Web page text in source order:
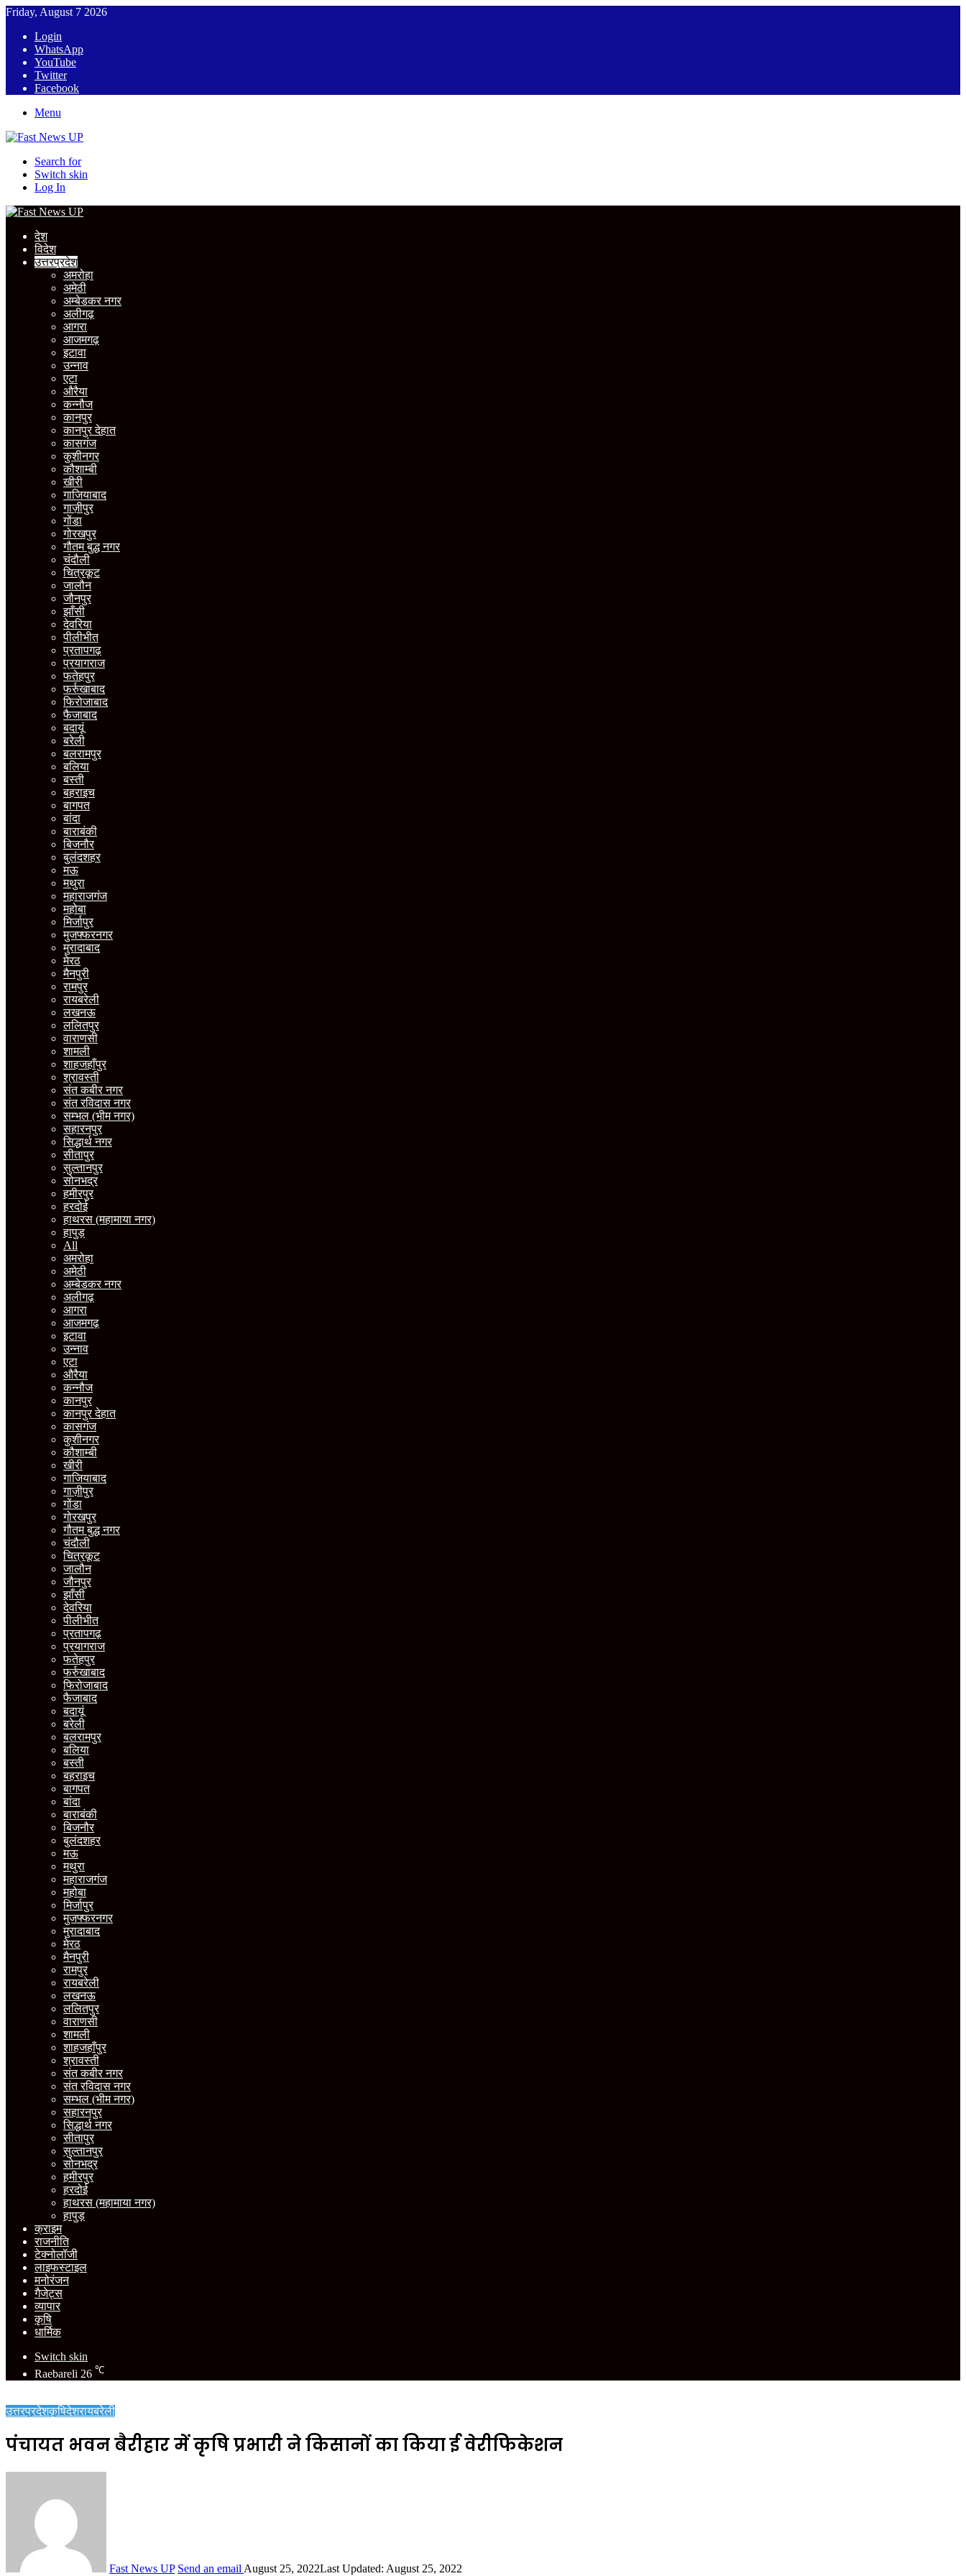
Friday, August 7 2026
Login
WhatsApp
YouTube
Twitter
Facebook
Menu
Search for
Switch skin
Log In
देश
विदेश
उत्तरप्रदेश
अमरोहा
अमेठी
अम्बेडकर नगर
अलीगढ़
आगरा
आजमगढ़
इटावा
उन्नाव
एटा
औरैया
कन्नौज
कानपुर
कानपुर देहात
कासगंज
कुशीनगर
कौशाम्बी
खीरी
गाजियाबाद
गाज़ीपुर
गोंडा
गोरखपुर
गौतम बुद्ध नगर
चंदौली
चित्रकूट
जालौन
जौनपुर
झाँसी
देवरिया
पीलीभीत
प्रतापगढ़
प्रयागराज
फतेहपुर
फर्रुखाबाद
फिरोजाबाद
फैजाबाद
बदायूं
बरेली
बलरामपुर
बलिया
बस्ती
बहराइच
बागपत
बांदा
बाराबंकी
बिजनौर
बुलंदशहर
मऊ
मथुरा
महाराजगंज
महोबा
मिर्जापुर
मुजफ्फरनगर
मुरादाबाद
मेरठ
मैनपुरी
रामपुर
रायबरेली
लखनऊ
ललितपुर
वाराणसी
शामली
शाहजहाँपुर
श्रावस्ती
संत कबीर नगर
संत रविदास नगर
सम्भल (भीम नगर)
सहारनपुर
सिद्धार्थ नगर
सीतापुर
सुल्तानपुर
सोनभद्र
हमीरपुर
हरदोई
हाथरस (महामाया नगर)
हापुड़
All
अमरोहा
अमेठी
अम्बेडकर नगर
अलीगढ़
आगरा
आजमगढ़
इटावा
उन्नाव
एटा
औरैया
कन्नौज
कानपुर
कानपुर देहात
कासगंज
कुशीनगर
कौशाम्बी
खीरी
गाजियाबाद
गाज़ीपुर
गोंडा
गोरखपुर
गौतम बुद्ध नगर
चंदौली
चित्रकूट
जालौन
जौनपुर
झाँसी
देवरिया
पीलीभीत
प्रतापगढ़
प्रयागराज
फतेहपुर
फर्रुखाबाद
फिरोजाबाद
फैजाबाद
बदायूं
बरेली
बलरामपुर
बलिया
बस्ती
बहराइच
बागपत
बांदा
बाराबंकी
बिजनौर
बुलंदशहर
मऊ
मथुरा
महाराजगंज
महोबा
मिर्जापुर
मुजफ्फरनगर
मुरादाबाद
मेरठ
मैनपुरी
रामपुर
रायबरेली
लखनऊ
ललितपुर
वाराणसी
शामली
शाहजहाँपुर
श्रावस्ती
संत कबीर नगर
संत रविदास नगर
सम्भल (भीम नगर)
सहारनपुर
सिद्धार्थ नगर
सीतापुर
सुल्तानपुर
सोनभद्र
हमीरपुर
हरदोई
हाथरस (महामाया नगर)
हापुड़
क्राइम
राजनीति
टेक्नोलॉजी
लाइफस्टाइल
मनोरंजन
गैजेट्स
व्यापार
कृषि
धार्मिक
Switch skin
Raebareli 26 ℃
उत्तरप्रदेशकृषिदेशरायबरेली
पंचायत भवन बैरीहार में कृषि प्रभारी ने किसानों का किया ई वेरीफिकेशन
Fast News UP Send an email August 25, 2022Last Updated: August 25, 2022